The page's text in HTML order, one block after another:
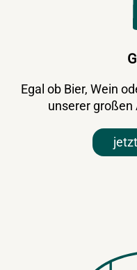
Egal ob Bier, Wein
unserer großen